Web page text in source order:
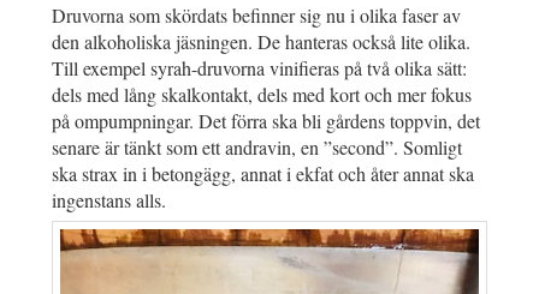
Druvorna som skördats befinner sig nu i olika faser av
den alkoholiska jäsningen. De hanteras också lite olika.
Till exempel syrah-druvorna vinifieras på två olika sätt:
dels med lång skalkontakt, dels med kort och mer fokus
på ompumpningar. Det förra ska bli gårdens toppvin, det
senare är tänkt som ett andravin, en ”second”. Somligt
ska strax in i betongägg, annat i ekfat och åter annat ska
ingenstans alls.